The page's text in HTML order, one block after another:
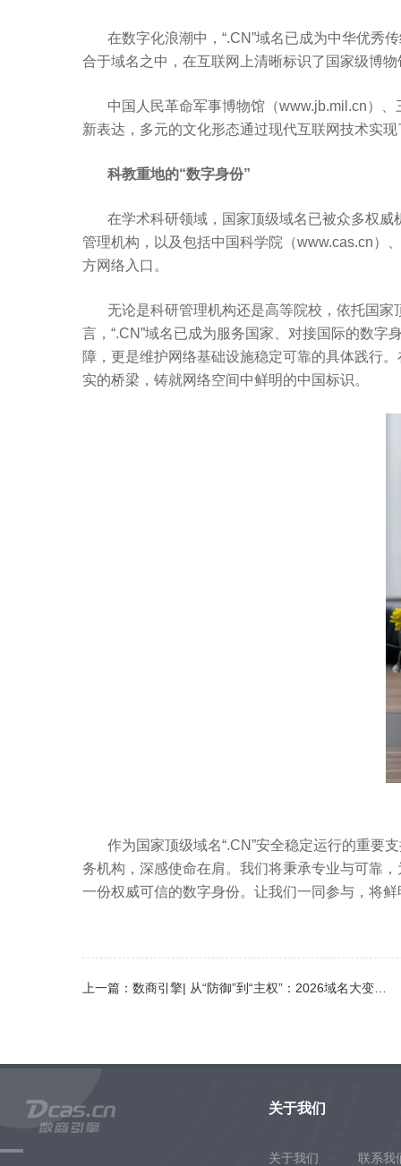
在数字化浪潮中， “.CN”域名已成为中华优秀
合于域名之中，在互联网上清晰标识了国家级博
中国人民革命军事博物馆（www.jb.mil.cn）、
新表达，多元的文化形态通过现代互联网技术实
科教重地的“数字身份”
在学术科研领域，国家顶级域名已被众多权
管理机构，以及包括中国科学院（www.cas.cn）
方网络入口。
无论是科研管理机构还是高等院校，依托国
言， “.CN”域名已成为服务国家、对接国际的数字
障，更是维护网络基础设施稳定可靠的具体践行
实的桥梁，铸就网络空间中鲜明的中国标识。
作为国家顶级域名“.CN”安全稳定运行的重要
务机构，深感使命在肩。我们将秉承专业与可靠
一份权威可信的数字身份。让我们一同参与，将
关于我们
关于我们 联系我